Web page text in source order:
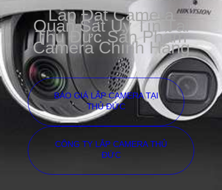
Lắp Đặt Camera
Quan Sát Uy Tín Tại
Thủ Đức Sản Phẩm
Camera Chính Hãng
BÁO GIÁ LẮP CAMERA TẠI
THỦ ĐỨC
CÔNG TY LẮP CAMERA THỦ
ĐỨC